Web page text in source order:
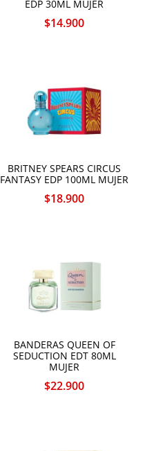
EDP 30ML MUJER
$14.900
BRITNEY SPEARS CIRCUS
FANTASY EDP 100ML MUJER
$18.900
BANDERAS QUEEN OF
SEDUCTION EDT 80ML
MUJER
$22.900